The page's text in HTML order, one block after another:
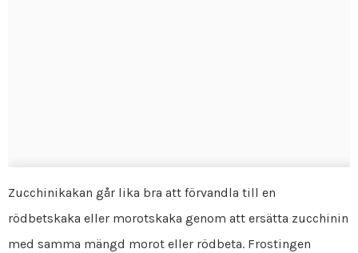
Zucchinikakan går lika bra att förvandla till en
rödbetskaka eller morotskaka genom att ersätta zucchinin
med samma mängd morot eller rödbeta. Frostingen